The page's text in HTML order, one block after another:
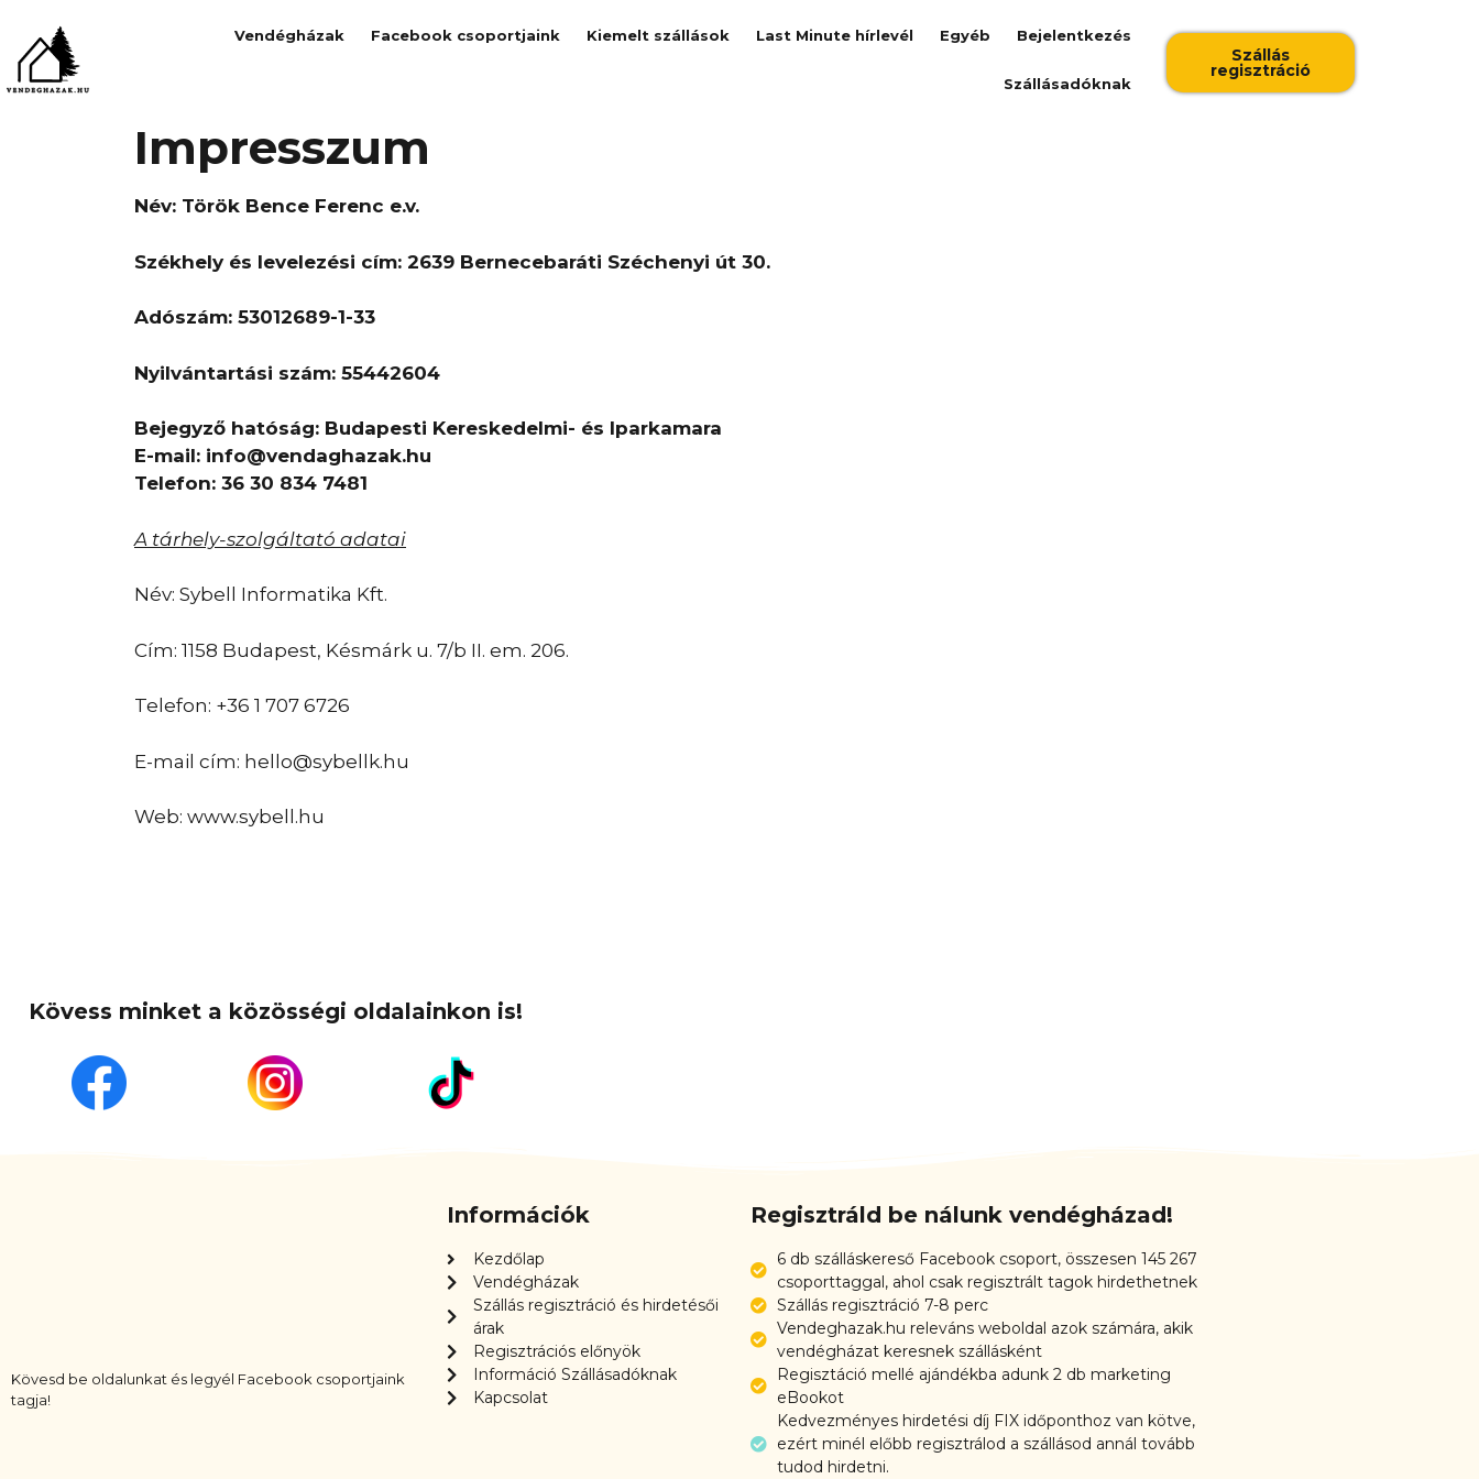
Vendégházak Facebook csoportjaink Kiemelt szállások Last Minute hírlevél Egyéb Bejelentkezés
Szállásadóknak
Szállás
regisztráció
Impresszum
Név: Török Bence Ferenc e.v.
Székhely és levelezési cím: 2639 Bernecebaráti Széchenyi út 30.
Adószám: 53012689-1-33
Nyilvántartási szám: 55442604
Bejegyző hatóság: Budapesti Kereskedelmi- és Iparkamara
E-mail: info@vendaghazak.hu
Telefon: 36 30 834 7481
A tárhely-szolgáltató adatai
Név: Sybell Informatika Kft.
Cím: 1158 Budapest, Késmárk u. 7/b II. em. 206.
Telefon: +36 1 707 6726
E-mail cím: hello@sybellk.hu
Web: www.sybell.hu
Kövess minket a közösségi oldalainkon is!
Kövesd be oldalunkat és legyél Facebook csoportjaink
tagja!
Információk
Kezdőlap
Vendégházak
Szállás regisztráció és hirdetésői
árak
Regisztrációs előnyök
Információ Szállásadóknak
Kapcsolat
Regisztráld be nálunk vendégházad!
6 db szálláskereső Facebook csoport, összesen 145 267
csoporttaggal, ahol csak regisztrált tagok hirdethetnek
Szállás regisztráció 7-8 perc
Vendeghazak.hu releváns weboldal azok számára, akik
vendégházat keresnek szállásként
Regisztáció mellé ajándékba adunk 2 db marketing
eBookot
Kedvezményes hirdetési díj FIX időponthoz van kötve,
ezért minél előbb regisztrálod a szállásod annál tovább
tudod hirdetni.